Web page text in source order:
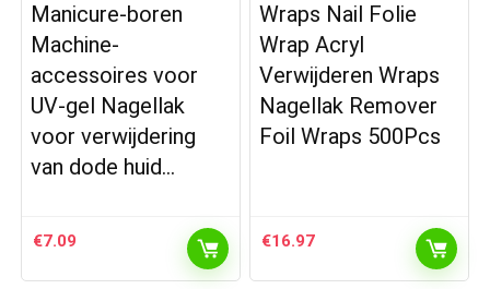
Manicure-boren
Machine-
accessoires voor
UV-gel Nagellak
voor verwijdering
van dode huid…
€7.09
Wraps Nail Folie
Wrap Acryl
Verwijderen Wraps
Nagellak Remover
Foil Wraps 500Pcs
€16.97